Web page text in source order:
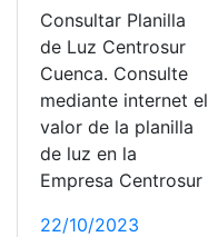
Consultar Planilla
de Luz Centrosur
Cuenca. Consulte
mediante internet el
valor de la planilla
de luz en la
Empresa Centrosur
22/10/2023